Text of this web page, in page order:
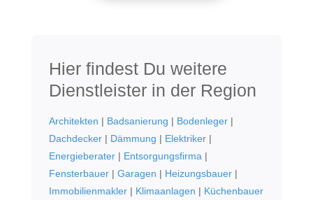
Hier findest Du weitere
Dienstleister in der Region
Architekten | Badsanierung | Bodenleger|
Dachdecker| Dämmung | Elektriker|
Energieberater| Entsorgungsfirma |
Fensterbauer| Garagen | Heizungsbauer|
Immobilienmakler| Klimaanlagen | Küchenbauer